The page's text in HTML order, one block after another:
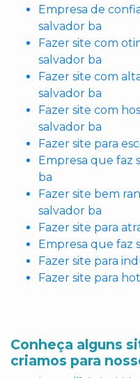
Empresa de
salvador ba
Fazer site com
salvador ba
Fazer site com
salvador ba
Fazer site com
salvador ba
Fazer site para
Empresa que faz
ba
Fazer site bem
salvador ba
Fazer site para
Empresa que faz
Fazer site para
Fazer site para
Conheça alguns
criamos para